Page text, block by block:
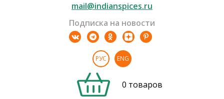
mail@indianspices.ru
Подписка на новости
РУС ENG
0 товаров